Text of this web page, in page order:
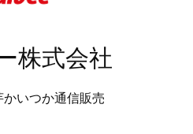
株式会社
いつか通信販売